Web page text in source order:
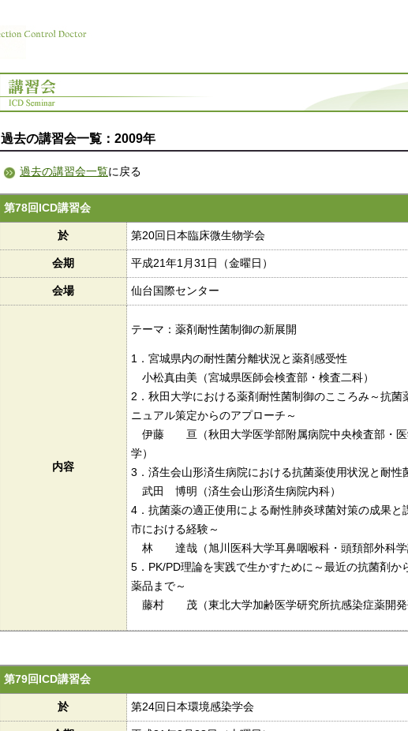
過去の講習会一覧：2009年
過去の講習会一覧に戻る
第78回ICD講習会
於 第20回日本臨床微生物学会
会期 平成21年1月31日（金曜日）
会場 仙台国際センター
内容
テーマ：薬剤耐性菌制御の新展開
1．宮城県内の耐性菌分離状況と薬剤感受性
小松真由美（宮城県医師会検査部・検査二科）
2．秋田大学における薬剤耐性菌制御のこころみ～抗菌
ニュアル策定からのアプローチ～
伊藤 亘（秋田大学医学部附属病院中央検査部・医
学）
3．済生会山形済生病院における抗菌薬使用状況と耐性
武田 博明（済生会山形済生病院内科）
4．抗菌薬の適正使用による耐性肺炎球菌対策の成果と
市における経験～
林 達哉（旭川医科大学耳鼻咽喉科・頭頚部外科学
5．PK/PD理論を実践で生かすために～最近の抗菌剤か
薬品まで～
藤村 茂（東北大学加齢医学研究所抗感染症薬開発
第79回ICD講習会
於 第24回日本環境感染学会